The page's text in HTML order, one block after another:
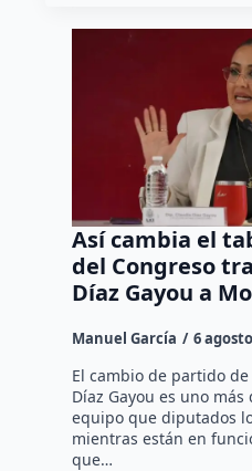
Así cambia el
del Congreso
Díaz Gayou a
Manuel García 6
El cambio de partido
Díaz Gayou es uno
equipo que diputados
mientras están en
que…